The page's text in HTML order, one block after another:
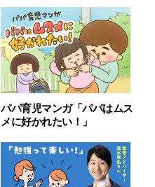
パパ育児マンガ「パパはムス
メに好かれたい！」